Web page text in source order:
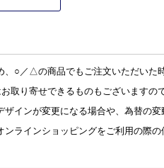
○／△の商品でもご注文いただいた
取り寄せできるものもございますの
インが変更になる場合や、為替の
ンラインショッピングをご利用の際